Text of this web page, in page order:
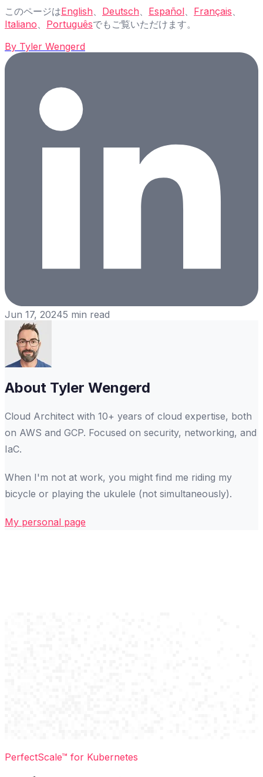
このページはEnglish Deutsch Español Français
Italiano
Portuguêsでもご覧いただけます。
By Tyler Wengerd
Jun 17, 20245 min read
About Tyler Wengerd
Cloud Architect with 10+ years of cloud expertise, both
on AWS and GCP. Focused on security, networking, and
IaC.
When I'm not at work, you might find me riding my
bicycle or playing the ukulele (not simultaneously).
My personal page
PerfectScale™ for Kubernetes